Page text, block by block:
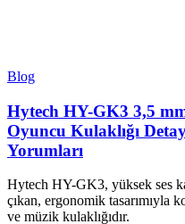
Blog
Hytech HY-GK3 3,5
Oyuncu Kulaklığı
Yorumları
Hytech HY-GK3, yüksek ses
çıkan, ergonomik tasarımıyla
ve müzik kulaklığıdır.